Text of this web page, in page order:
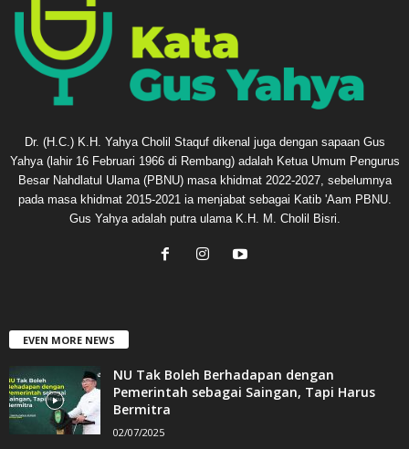
Dr. (H.C.) K.H. Yahya Cholil Staquf dikenal juga dengan sapaan Gus
Yahya (lahir 16 Februari 1966 di Rembang) adalah Ketua Umum Pengurus
Besar Nahdlatul Ulama (PBNU) masa khidmat 2022-2027, sebelumnya
pada masa khidmat 2015-2021 ia menjabat sebagai Katib 'Aam PBNU.
Gus Yahya adalah putra ulama K.H. M. Cholil Bisri.
EVEN MORE NEWS
NU Tak Boleh Berhadapan dengan
Pemerintah sebagai Saingan, Tapi Harus
Bermitra
02/07/2025